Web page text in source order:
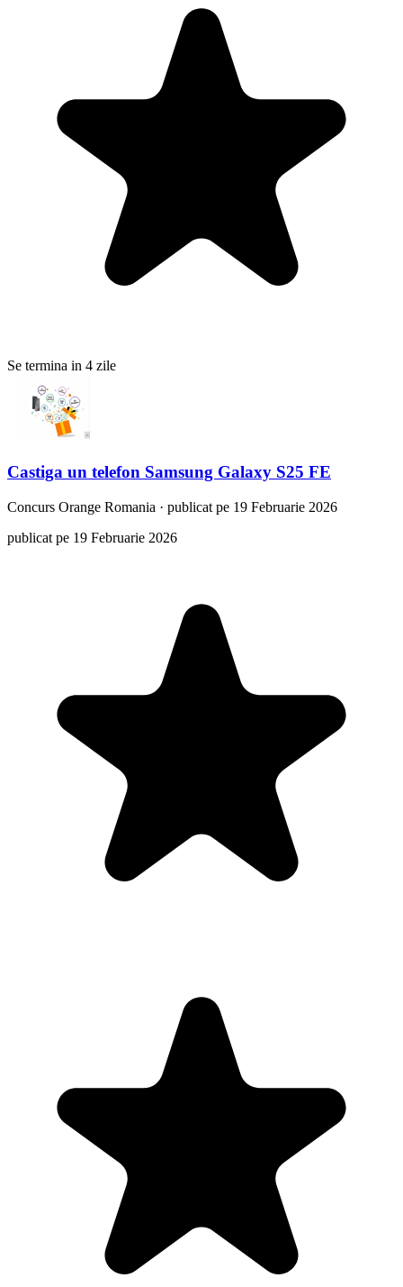
Se termina in 4 zile
Castiga un telefon Samsung Galaxy S25 FE
Concurs Orange Romania · publicat pe 19 Februarie 2026
publicat pe 19 Februarie 2026